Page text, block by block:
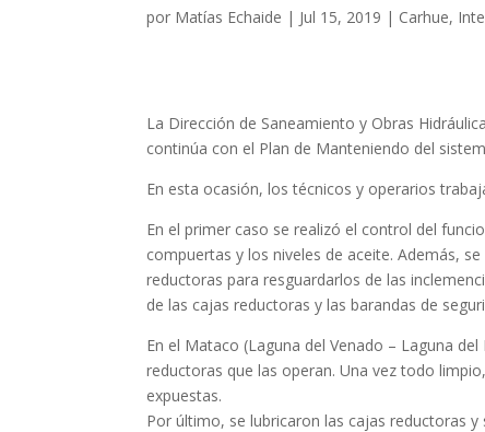
por Matías Echaide | Jul 15, 2019 | Carhue,
La Dirección de Saneamiento y Obras
continúa con el Plan de Manteniendo del
En esta ocasión, los técnicos y operarios
En el primer caso se realizó el control del
compuertas y los niveles de aceite. Además,
reductoras para resguardarlos de las
de las cajas reductoras y las barandas de
En el Mataco (Laguna del Venado – Laguna
reductoras que las operan. Una vez todo
expuestas.
Por último, se lubricaron las cajas reductoras y